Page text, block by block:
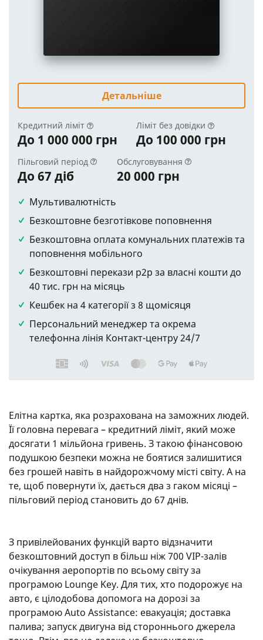
Детальніше
Кредитний ліміт
До 1 000 000 грн
Ліміт без довідки
До 100 000 грн
Пільговий період
До 67 діб
Обслуговування
20 000 грн
Мультивалютність
Безкоштовне безготівкове поповнення
Безкоштовна оплата комунальних платежів та
поповнення мобільного
Безкоштовні перекази р2р за власні кошти до
40 тис. грн на місяць
Кешбек на 4 категорії з 8 щомісяця
Персональний менеджер та окрема
телефонна лінія Контакт-центру 24/7
Елітна картка, яка розрахована на заможних людей.
Її головна перевага – кредитний ліміт, який може
досягати 1 мільйона гривень. З такою фінансовою
подушкою безпеки можна не боятися залишитися
без грошей навіть в найдорожчому місті світу. А на
те, щоб повернути їх, дається два з гаком місяці –
пільговий період становить до 67 днів.
З привілейованих функцій варто відзначити
безкоштовний доступ в більш ніж 700 VIP-залів
очікування аеропортів по всьому світу за
програмою Lounge Key. Для тих, хто подорожує на
авто, є цілодобова допомога на дорозі за
програмою Auto Assistance: евакуація; доставка
палива; запуск двигуна від стороннього джерела